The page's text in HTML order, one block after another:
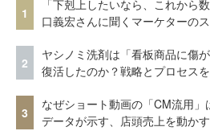
1
「下剋上したいなら、これから
口義宏さんに聞くマーケターの
2
ヤシノミ洗剤は「看板商品に傷
復活したのか？戦略とプロセスを
3
なぜショート動画の「CM流用
データが示す、店頭売上を動か